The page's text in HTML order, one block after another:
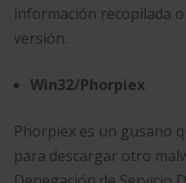
información recopilada
versión.
Win32/Phorpiex
Phorpiex es un gusano
para descargar otro